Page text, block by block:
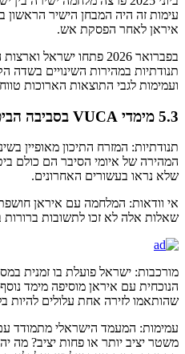
עימות זה היה המבחן הישיר הראשון
איראן לאחר הפסקת אש.
תנודתיות במהירות השינויים בשדה
ועמימות לגבי התוצאות הארוכות
5.3 מימדי VUCA בסביבה הביטחונית של ישראל: מחמאס ועד איראן
תנודתיות: המזרח התיכון מאופיין
שלא נראו בעשורים האחרונים.
אי וודאות: המלחמה עם איראן
שאלות אלה לא זכו לתשובות ברורות
מורכבות: ישראל פועלת בו זמנית
הנוכחית עם איראן מוסיפה מימד
שהותאמו לזירה אחת עלולים להיות
עמימות: המעמד הישראלי מתמודד